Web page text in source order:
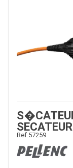
Ref.57259